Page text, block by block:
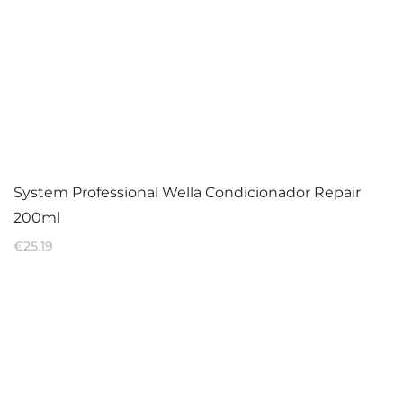
System Professional Wella Condicionador Repair
200ml
€25.19